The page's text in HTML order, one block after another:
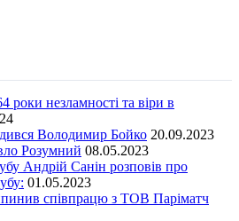
незламності та віри в
Володимир Бойко 20.09.2023
Розумний 08.05.2023
Андрій Санін розповів про
01.05.2023
співпрацю з ТОВ Паріматч